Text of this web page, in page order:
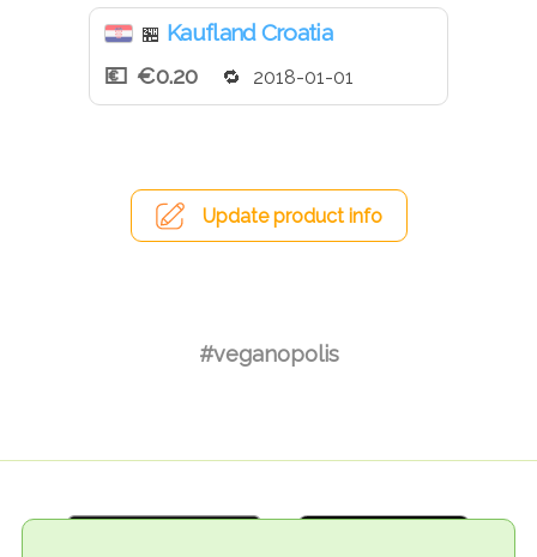
🏪 Kaufland Croatia
€0.20
2018-01-01
Update product info
#veganopolis